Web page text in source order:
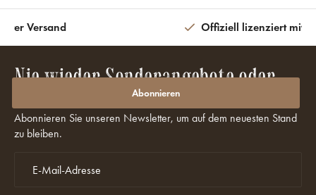
Versand Offiziell lizenziert mit
Nie wieder Sonderangebote oder
Rabatte verpassen?
Abonnieren Sie unseren Newsletter, um auf dem neuesten Stand
zu bleiben.
Abonnieren